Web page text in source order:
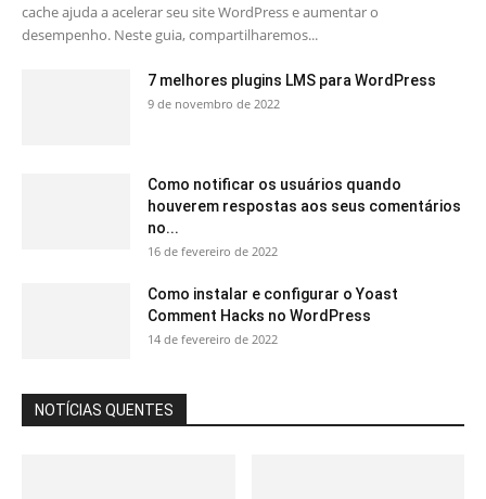
cache ajuda a acelerar seu site WordPress e aumentar o
desempenho. Neste guia, compartilharemos...
7 melhores plugins LMS para WordPress
9 de novembro de 2022
Como notificar os usuários quando
houverem respostas aos seus comentários
no...
16 de fevereiro de 2022
Como instalar e configurar o Yoast
Comment Hacks no WordPress
14 de fevereiro de 2022
NOTÍCIAS QUENTES